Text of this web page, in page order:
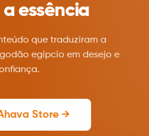
essência
que traduziram a
egípcio em desejo e
Store →